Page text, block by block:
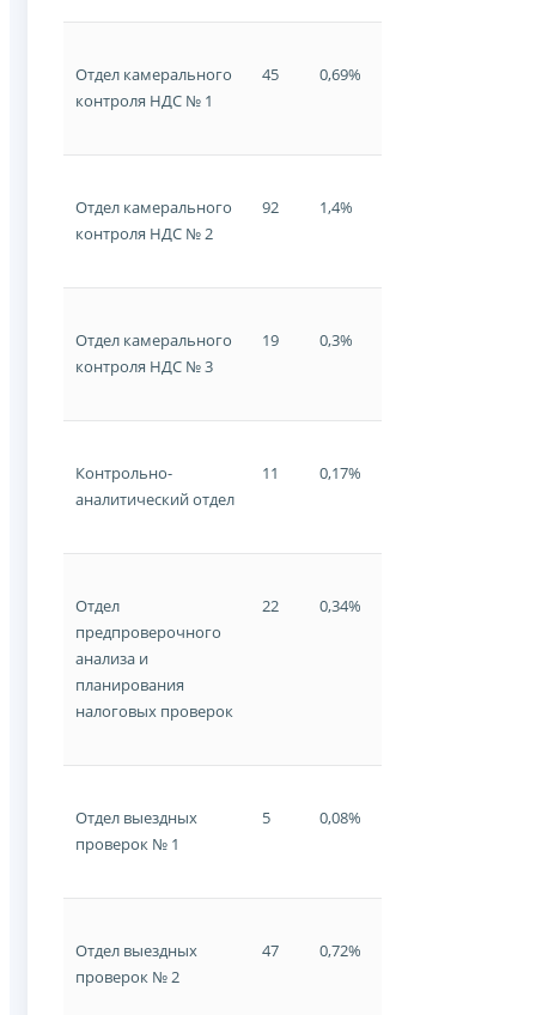
Отдел камерального
контроля НДС № 1
45 0,69%
Отдел камерального
контроля НДС № 2
92 1,4%
Отдел камерального
контроля НДС № 3
19 0,3%
Контрольно-
аналитический отдел
11 0,17%
Отдел
предпроверочного
анализа и
планирования
налоговых проверок
22 0,34%
Отдел выездных
проверок № 1
5 0,08%
Отдел выездных
проверок № 2
47 0,72%